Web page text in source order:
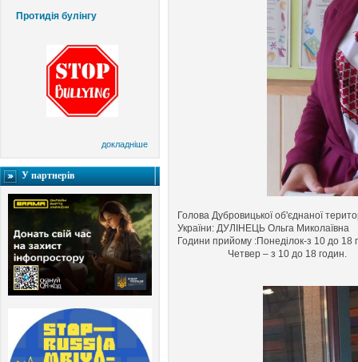
Протидія булінгу
докладніше
У партнерів
Голова Дубровицької об'єднаної
України: ДУЛІНЕЦЬ Ольга Миколаївна
Години прийому :Понеділок-з 10 до 18
Четвер – з 10 до 18 годин.